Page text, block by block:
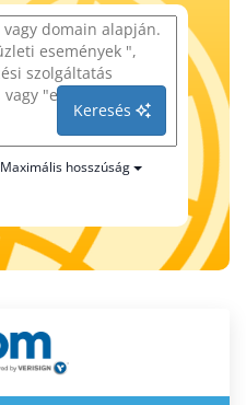
Keresés
Maximális hosszúság